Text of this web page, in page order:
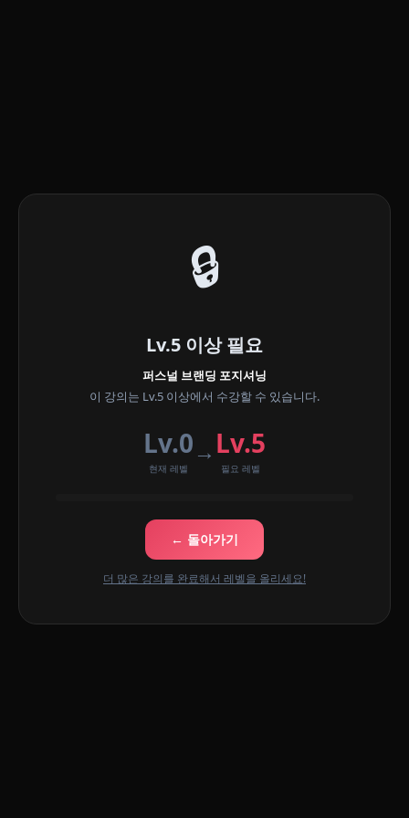
🔒
Lv.5 이상 필요
퍼스널 브랜딩 포지셔닝
이 강의는 Lv.5 이상에서 수강할 수 있습니다.
Lv.0
현재 레벨
→ Lv.5
필요 레벨
← 돌아가기
더 많은 강의를 완료해서 레벨을 올리세요!